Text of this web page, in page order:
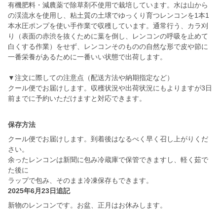
有機肥料・減農薬で除草剤不使用で栽培しています。水は山から
の渓流水を使用し、粘土質の土壌でゆっくり育つレンコンを1本1
本水圧ポンプを使い手作業で収穫しています。通常行う、カラ刈
り（表面の赤渋を抜くために葉を倒し、レンコンの呼吸を止めて
白くする作業）をせず、レンコンそのものの自然な形で皮や節に
一番栄養があるために一番いい状態で出荷します。
▼注文に際しての注意点（配送方法や納期指定など）
クール便でお届けします。収穫状況や出荷状況にもよりますが3日
保存方法
クール便でお届けします。到着後はなるべく早く召し上がりくだ
さい。
余ったレンコンは新聞に包み冷蔵庫で保管できますし、軽く茹で
た後に
ラップで包み、そのまま冷凍保存もできます。
2025年6月23日追記
新物のレンコンです。お盆、正月はお休みします。